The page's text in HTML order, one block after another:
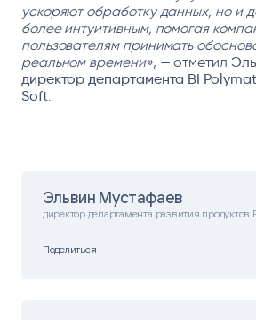
Эльвин Мустафаев
директор департамента развития продуктов
Поделиться
ускоряют обработку данных, но и
более интуитивным, помогая
пользователям принимать
реальном времени», — отметил
директор департамента BI
Soft.